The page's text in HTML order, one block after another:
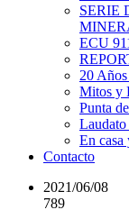
SERIE
ECU
20
Mitos y
Punta
Laudato
En casa
Contacto
2021/06/08
789